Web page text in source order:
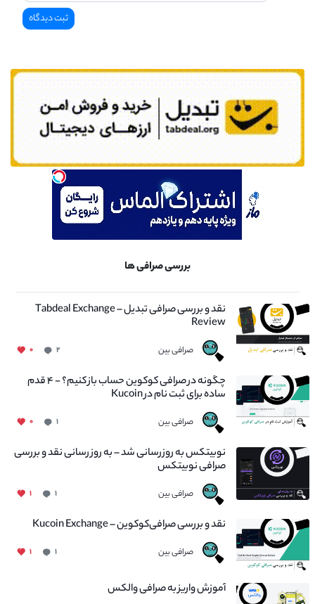
بررسی صرافی ها
نقد و بررسی صرافی تبدیل – Tabdeal Exchange
Review
صرافی بین ۲ ۰
چگونه در صرافی کوکوین حساب باز کنیم؟ - ۴ قدم
ساده برای ثبت نام در Kucoin
صرافی بین ۱ ۰
نوبیتکس به روزرسانی شد – به روز رسانی نقد و بررسی
صرافی نوبیتکس
صرافی بین ۱ ۱
نقد و بررسی صرافی‌کوکوین – Kucoin Exchange
صرافی بین ۱ ۱
آموزش واریز به صرافی والکس